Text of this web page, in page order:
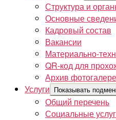
Структура и
Основные
Кадровый состав
Вакансии
Материально-
QR-код для
Архив
Услуги Показывать
Общий перечень
Социальные